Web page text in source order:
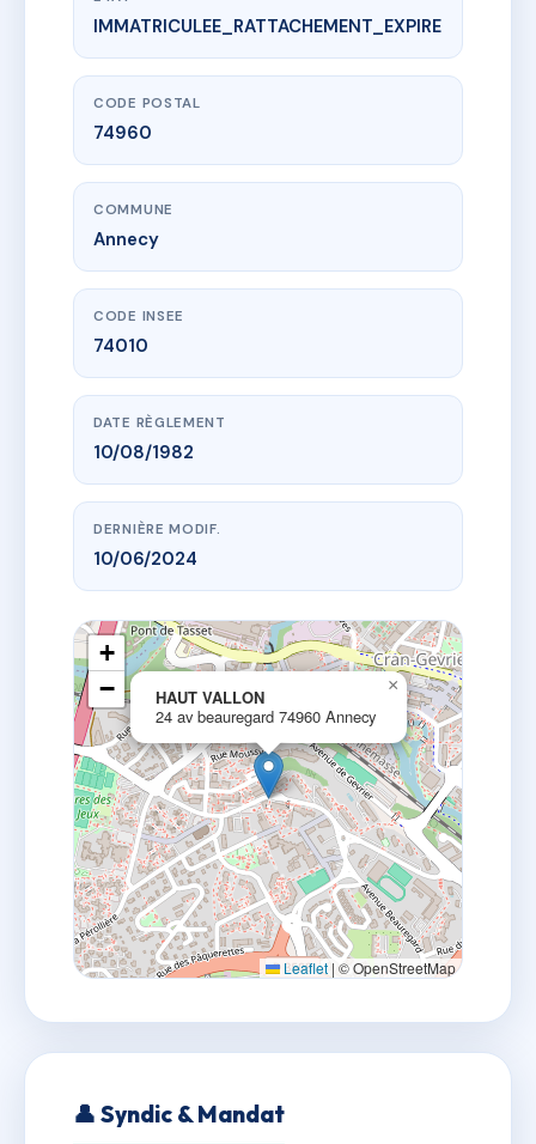
www.vme.plus/AB4431276
HAUT VALLON
24 av beauregard
IMMATRICULEE_RATTACHEMENT_EXPIRE
CODE POSTAL
74960
COMMUNE
Annecy
CODE INSEE
74010
DATE RÈGLEMENT
10/08/1982
DERNIÈRE MODIF.
10/06/2024
HAUT VALLON
24 av beauregard 74960 Annecy
×
+
−
Leaflet | © OpenStreetMap
👤 Syndic & Mandat